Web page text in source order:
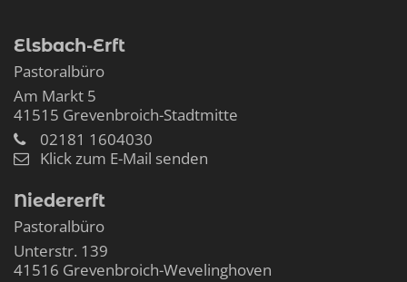
Elsbach-Erft
Pastoralbüro
Am Markt 5
41515 Grevenbroich-Stadtmitte
02181 1604030
Klick zum E-Mail senden
Niedererft
Pastoralbüro
Unterstr. 139
41516 Grevenbroich-Wevelinghoven